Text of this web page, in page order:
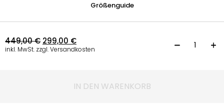
Größenguide
449,00€ 299,00 €
inkl. MwSt. zzgl. Versandkosten
IN DEN WARENKORB